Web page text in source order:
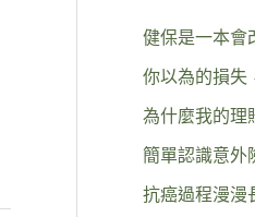
健保是一本會
你以為的損失
為什麼我的理
簡單認識意外
抗癌過程漫漫